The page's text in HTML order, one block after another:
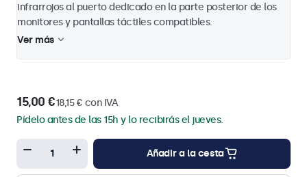
infrarrojos al puerto dedicado en la parte posterior de los
monitores y pantallas táctiles compatibles.
Ver más
15,00 €18,15 € con IVA
Pídelo antes de las 15h y lo recibirás el jueves.
Añadir a la cesta